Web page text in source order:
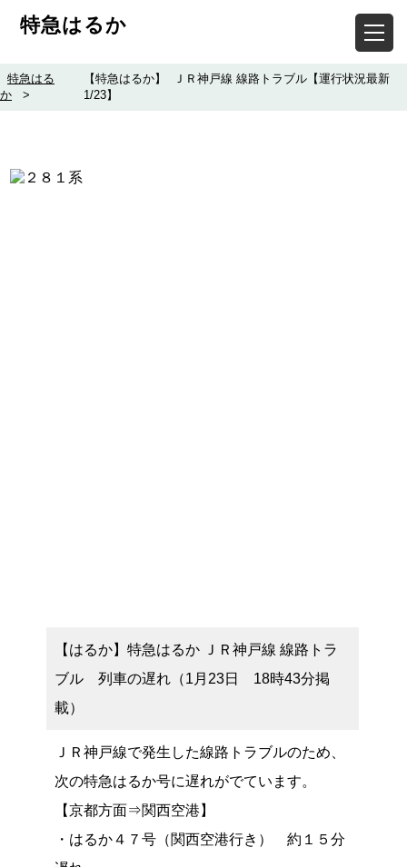
特急はるか
特急はる
か
>
【特急はるか】 ＪＲ神戸線 線路トラブル【運行状況最新
1/23】
【はるか】特急はるか ＪＲ神戸線 線路トラ
ブル 列車の遅れ（1月23日 18時43分掲
載）
ＪＲ神戸線で発生した線路トラブルのため、
次の特急はるか号に遅れがでています。
【京都方面⇒関西空港】
・はるか４７号（関西空港行き） 約１５分